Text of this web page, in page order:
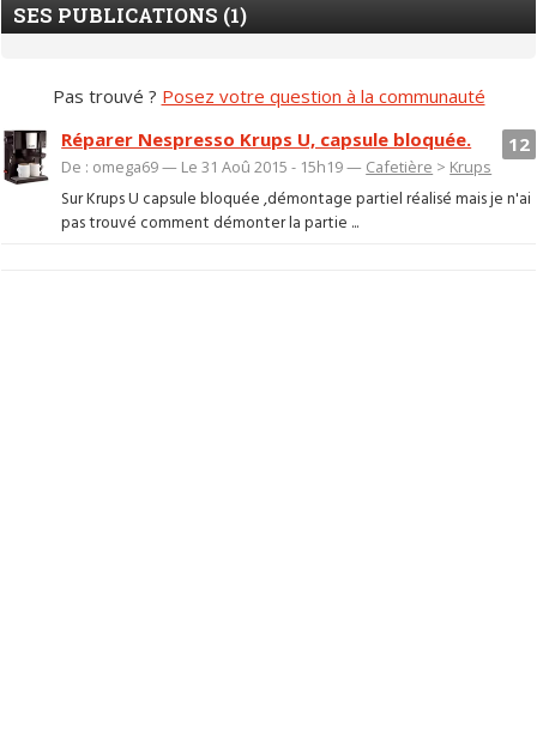
SES PUBLICATIONS (1)
Pas trouvé ? Posez votre question à la communauté
12
Réparer Nespresso Krups U, capsule bloquée.
De : omega69 — Le 31 Aoû 2015 - 15h19 — Cafetière > Krups
Sur Krups U capsule bloquée ,démontage partiel réalisé mais je n'ai
pas trouvé comment démonter la partie ...